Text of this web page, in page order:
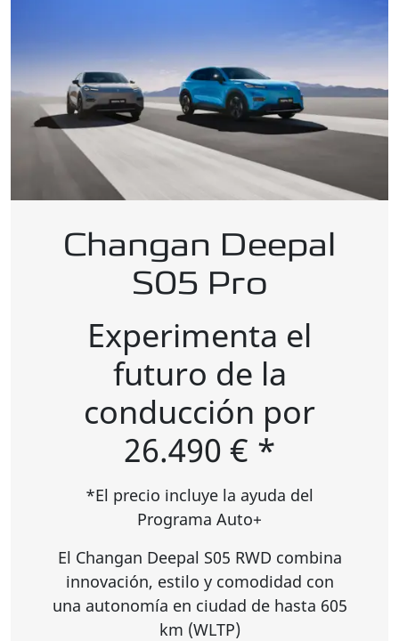
Changan Deepal
S05 Pro
Experimenta el
futuro de la
conducción por
26.490 € *
*El precio incluye la ayuda del
Programa Auto+
El Changan Deepal S05 RWD combina
innovación, estilo y comodidad con
una autonomía en ciudad de hasta 605
km (WLTP)